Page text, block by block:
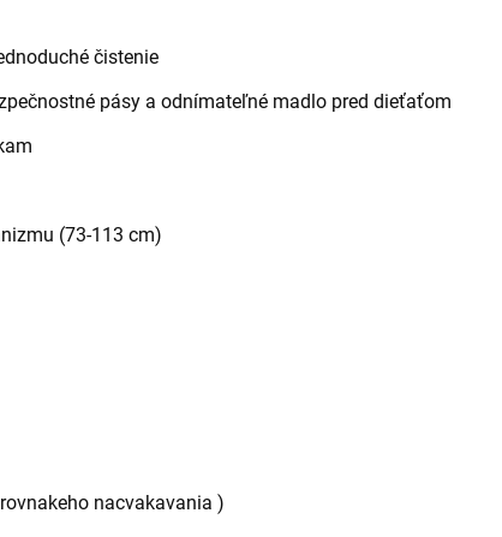
čistenie
pásy a odnímateľné madlo pred dieťaťom
(73-113 cm)
nacvakavania )